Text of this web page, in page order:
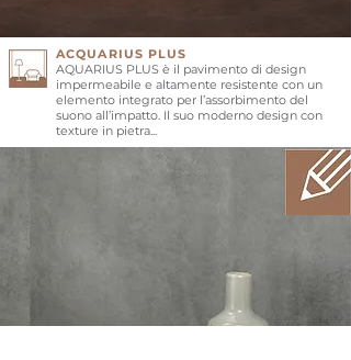
ACQUARIUS PLUS
AQUARIUS PLUS è il pavimento di design
impermeabile e altamente resistente con un
elemento integrato per l’assorbimento del
suono all’impatto. Il suo moderno design con
texture in pietra...